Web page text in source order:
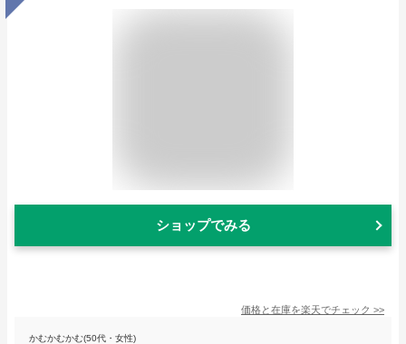
ショップでみる
価格と在庫を楽天でチェック >>
かむかむかむ(50代・女性)